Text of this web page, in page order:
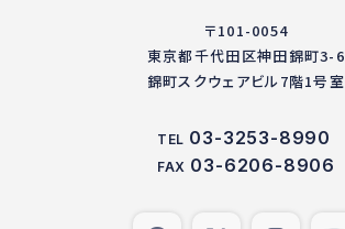
〒101-0054
東京都千代田区神田錦町3-6
錦町スクウェアビル7階1号室
TEL 03-3253-8990
FAX 03-6206-8906